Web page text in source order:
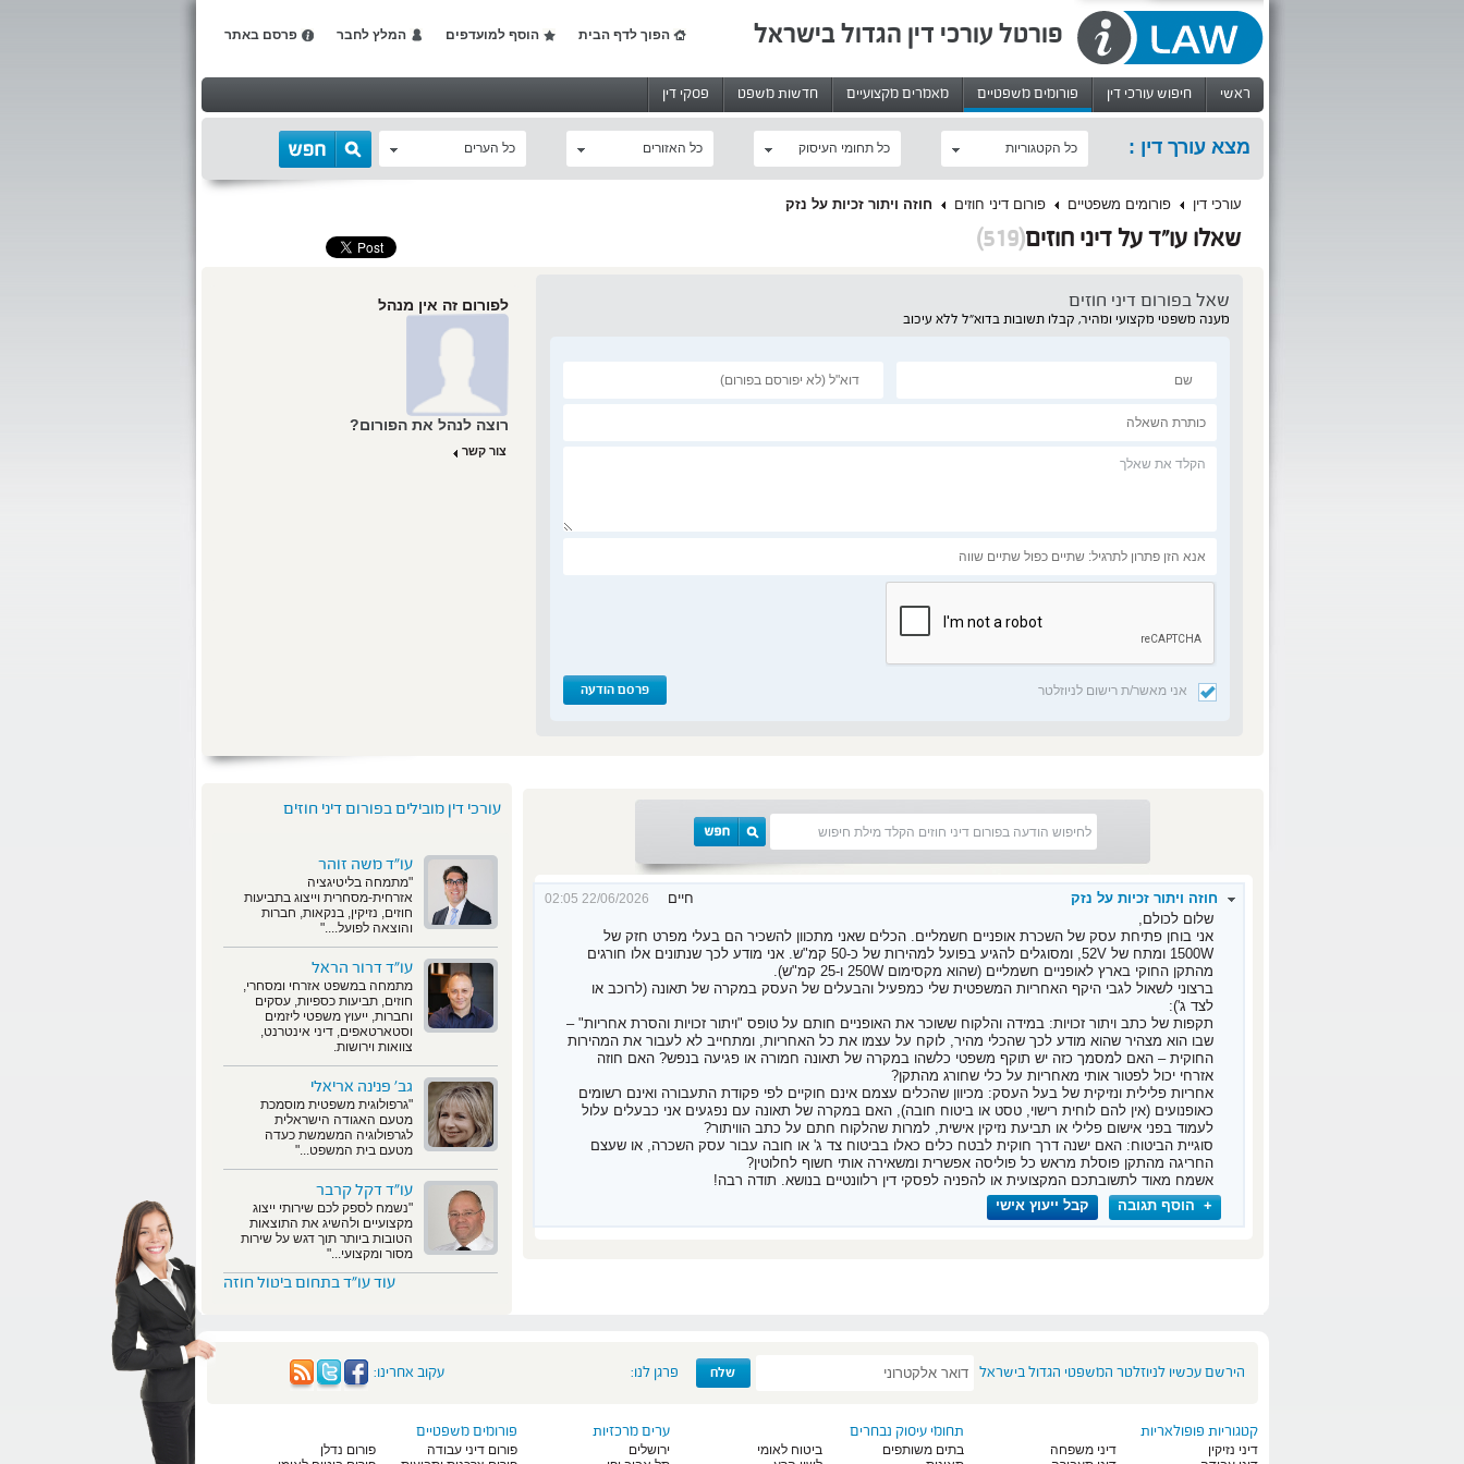
פרסם באתר המלץ לחבר הוסף למועדפים הפוך לדף הבית פורטל עורכי דין הגדול בישראל
ראשי חיפוש עורכי דין פורומים משפטיים מאמרים מקצועיים חדשות משפט פסקי דין
מצא עורך דין : כל הקטגוריות כל תחומי העיסוק כל האזורים כל הערים
עורכי דין פורומים משפטיים פורום דיני חוזים חוזה ויתור זכיות על נזק
שאלו עו"ד על דיני חוזים(519)
שאל בפורום דיני חוזים
מענה משפטי מקצועי ומהיר, קבלו תשובות בדוא”ל ללא עיכוב
אני מאשר/ת רישום לניוזלטר
לפורום זה אין מנהל
רוצה לנהל את הפורום?
צור קשר
22/06/2026 02:05 חיים
חוזה ויתור זכיות על נזק
שלום לכולם,
​אני בוחן פתיחת עסק של השכרת אופניים חשמליים. הכלים שאני מתכוון להשכיר הם בעלי מפרט חזק של
1500W ומתח של 52V, ומסוגלים להגיע בפועל למהירות של כ-50 קמ"ש. אני מודע לכך שנתונים אלו חורגים
מהתקן החוקי בארץ לאופניים חשמליים (שהוא מקסימום 250W ו-25 קמ"ש).
​ברצוני לשאול לגבי היקף האחריות המשפטית שלי כמפעיל והבעלים של העסק במקרה של תאונה (לרוכב או
לצד ג'):
​תקפות של כתב ויתור זכויות: במידה והלקוח ששוכר את האופניים חותם על טופס "ויתור זכויות והסרת אחריות" –
שבו הוא מצהיר שהוא מודע לכך שהכלי מהיר, לוקח על עצמו את כל האחריות, ומתחייב לא לעבור את המהירות
החוקית – האם למסמך כזה יש תוקף משפטי כלשהו במקרה של תאונה חמורה או פגיעה בנפש? האם חוזה
אזרחי יכול לפטור אותי מאחריות על כלי שחורג מהתקן?
​אחריות פלילית ונזיקית של בעל העסק: מכיוון שהכלים עצמם אינם חוקיים לפי פקודת התעבורה ואינם רשומים
כאופנועים (אין להם לוחית רישוי, טסט או ביטוח חובה), האם במקרה של תאונה עם נפגעים אני כבעלים עלול
לעמוד בפני אישום פלילי או תביעת נזיקין אישית, למרות שהלקוח חתם על כתב הוויתור?
​סוגיית הביטוח: האם ישנה דרך חוקית לבטח כלים כאלו בביטוח צד ג' או חובה עבור עסק השכרה, או שעצם
החריגה מהתקן פוסלת מראש כל פוליסה אפשרית ומשאירה אותי חשוף לחלוטין?
​אשמח מאוד לתשובתכם המקצועית או להפניה לפסקי דין רלוונטיים בנושא. תודה רבה!
+ הוסף תגובה
קבל ייעוץ אישי
עורכי דין מובילים בפורום דיני חוזים
עו"ד משה זוהר
"מתמחה בליטיגציה
אזרחית-מסחרית וייצוג בתביעות
חוזים, נזיקין, בנקאות, חברות
והוצאה לפועל...."
עו"ד דרור הראל
מתמחה במשפט אזרחי ומסחרי,
חוזים, תביעות כספיות, עסקים
וחברות, ייעוץ משפטי ליזמים
וסטארטאפים, דיני אינטרנט,
צוואות וירושות.
גב' פנינה אריאלי
"גרפולוגית משפטית מוסמכת
מטעם האגודה הישראלית
לגרפולוגיה המשמשת כעדה
מטעם בית המשפט..."
עו"ד דקל קרבר
"נשמח לספק לכם שירותי ייצוג
מקצועיים ולהשיג את התוצאות
הטובות ביותר תוך דגש על שירות
מסור ומקצועי..."
עוד עו"ד בתחום ביטול חוזה
הירשם עכשיו לניוזלטר המשפטי הגדול בישראל פרגן לנו: עקוב אחרינו:
קטגוריות פופולאריות
דיני נזיקין
דיני משפחה
תחומי עיסוק נבחרים
בתים משותפים
ביטוח לאומי
ערים מרכזיות
ירושלים
פורומים משפטיים
פורום דיני עבודה
פורום נדלן